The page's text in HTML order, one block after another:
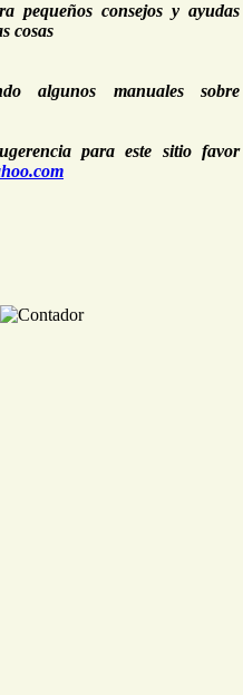
pequeños consejos y ayudas
cosas
algunos manuales sobre
para este sitio favor